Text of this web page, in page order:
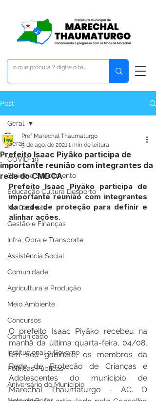
Post
Geral
COVID-19
Saúde e Saneamento
Educação Cultura Desporto
No Gabinete
Gestão e Finanças
Infra, Obra e Transporte
Assistência Social
Comunidade
Agricultura e Produção
Meio Ambiente
Concursos
Comunicado
Institucional e Governo
Políticas Públicas
Aniversário do Município
Geral
Prefeito Isaac Piyãko participa de
importante reunião com integrantes da
rede do CMDCA
Pref Marechal Thaumaturgo
5 de ago. de 20211 min de leitura
Prefeito Isaac Piyãko participa de
importante reunião com integrantes
da rede de proteção para definir e
alinhar ações.
O prefeito Isaac Piyãko recebeu na
manhã da última quarta-feira, 04/08,
em seu gabinete, os membros da
Rede de Proteção de Crianças e
Adolescentes do município de
Marechal Thaumaturgo - AC. O